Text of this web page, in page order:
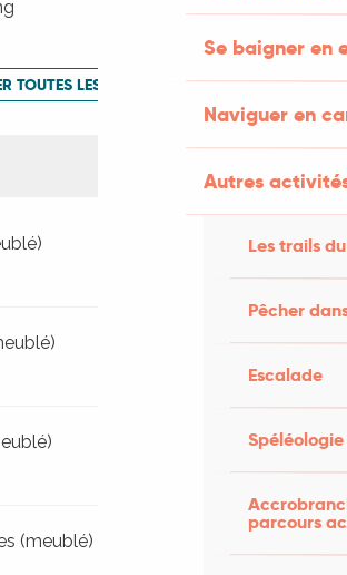
Se baigner en
Naviguer en
Autres
Les trails
Pêcher
Escalade
Spéléologie
parcours
TOUTES LES PRESTATIONS
(meublé)